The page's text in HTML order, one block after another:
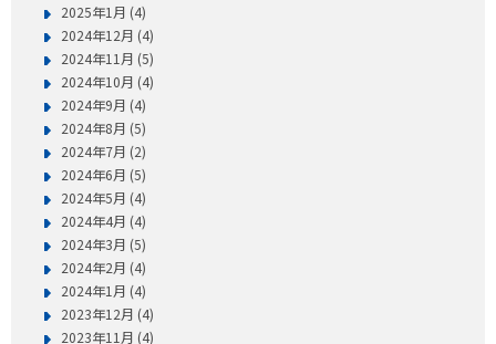
2025年1月 (4)
2024年12月 (4)
2024年11月 (5)
2024年10月 (4)
2024年9月 (4)
2024年8月 (5)
2024年7月 (2)
2024年6月 (5)
2024年5月 (4)
2024年4月 (4)
2024年3月 (5)
2024年2月 (4)
2024年1月 (4)
2023年12月 (4)
2023年11月 (4)